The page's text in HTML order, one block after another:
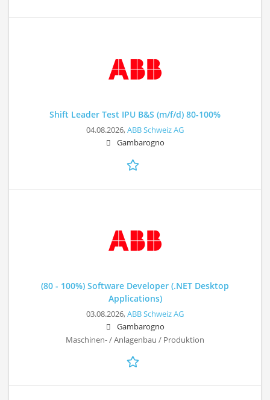
Shift Leader Test IPU B&S (m/f/d) 80-100%
04.08.2026,ABB Schweiz AG
Gambarogno
(80 - 100%) Software Developer (.NET Desktop
Applications)
03.08.2026,ABB Schweiz AG
Gambarogno
Maschinen- / Anlagenbau / Produktion